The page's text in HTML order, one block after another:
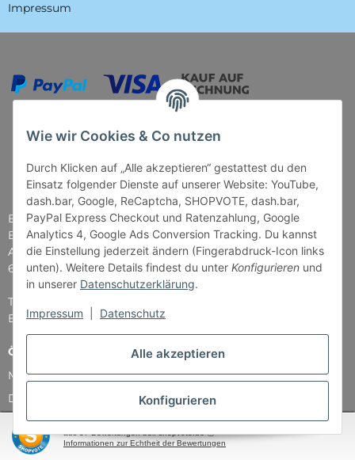
Alle akzeptieren
Konfigurieren
Wie wir Cookies & Co nutzen
Durch Klicken auf „Alle akzeptieren“ gestattest du den
Einsatz folgender Dienste auf unserer Website: YouTube,
dash.bar, Google, ReCaptcha, SHOPVOTE, dash.bar,
PayPal Express Checkout und Ratenzahlung, Google
Analytics 4, Google Ads Conversion Tracking. Du kannst
die Einstellung jederzeit ändern (Fingerabdruck-Icon links
unten). Weitere Details findest du unter Konfigurieren und
in unserer Datenschutzerklärung.
Impressum Datenschutz
Impressum
Brettspiel-Paradies
Bender & Lipkowski GbR
Am Straßbach 5
61169 Friedberg
Tel: 06031 - 7907979
E-Mail: info@Brettspiel-Paradies.de
Öffnungszeiten
Montag & Mittwoch nur Versand
Dienstag, Donnerstag und Freitag: 11:00 - 18:30 Uhr
Samstag: 11:00 - 14:00 Uhr
...und natürlich während unserer Events
SEHR GUT (4.87 / 5)
aus37Bewertungen bei: shopvote.de ⓘ
Informationen zur Echtheit der Bewertungen